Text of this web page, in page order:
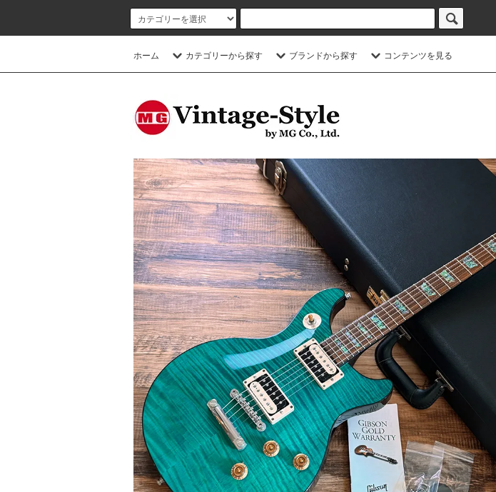
ホーム カテゴリーから探す ブランドから探す コンテンツを見る